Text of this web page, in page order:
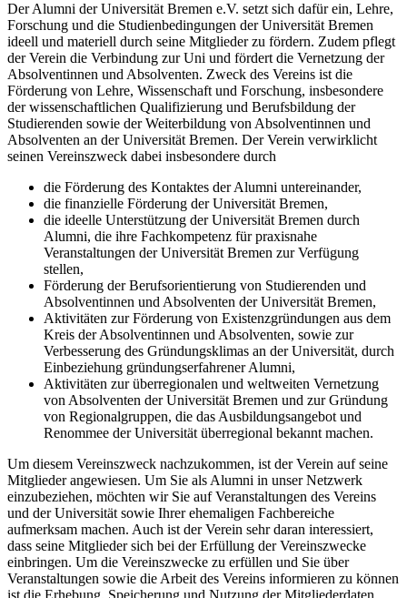
Der Alumni der Universität Bremen e.V. setzt sich dafür ein, Lehre,
Forschung und die Studienbedingungen der Universität Bremen
ideell und materiell durch seine Mitglieder zu fördern. Zudem pflegt
der Verein die Verbindung zur Uni und fördert die Vernetzung der
Absolventinnen und Absolventen. Zweck des Vereins ist die
Förderung von Lehre, Wissenschaft und Forschung, insbesondere
der wissenschaftlichen Qualifizierung und Berufsbildung der
Studierenden sowie der Weiterbildung von Absolventinnen und
Absolventen an der Universität Bremen. Der Verein verwirklicht
seinen Vereinszweck dabei insbesondere durch
die Förderung des Kontaktes der Alumni untereinander,
die finanzielle Förderung der Universität Bremen,
die ideelle Unterstützung der Universität Bremen durch
Alumni, die ihre Fachkompetenz für praxisnahe
Veranstaltungen der Universität Bremen zur Verfügung
stellen,
Förderung der Berufsorientierung von Studierenden und
Absolventinnen und Absolventen der Universität Bremen,
Aktivitäten zur Förderung von Existenzgründungen aus dem
Kreis der Absolventinnen und Absolventen, sowie zur
Verbesserung des Gründungsklimas an der Universität, durch
Einbeziehung gründungserfahrener Alumni,
Aktivitäten zur überregionalen und weltweiten Vernetzung
von Absolventen der Universität Bremen und zur Gründung
von Regionalgruppen, die das Ausbildungsangebot und
Renommee der Universität überregional bekannt machen.
Um diesem Vereinszweck nachzukommen, ist der Verein auf seine
Mitglieder angewiesen. Um Sie als Alumni in unser Netzwerk
einzubeziehen, möchten wir Sie auf Veranstaltungen des Vereins
und der Universität sowie Ihrer ehemaligen Fachbereiche
aufmerksam machen. Auch ist der Verein sehr daran interessiert,
dass seine Mitglieder sich bei der Erfüllung der Vereinszwecke
einbringen. Um die Vereinszwecke zu erfüllen und Sie über
Veranstaltungen sowie die Arbeit des Vereins informieren zu können